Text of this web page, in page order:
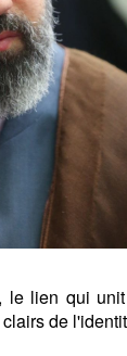
le lien qui
de